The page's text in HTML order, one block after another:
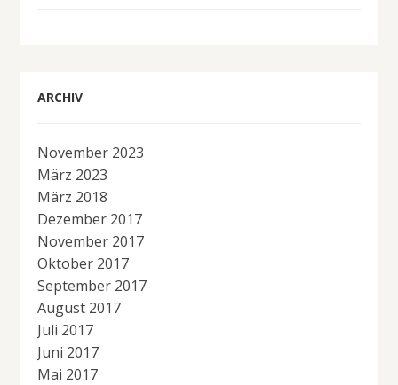
ARCHIV
November 2023
März 2023
März 2018
Dezember 2017
November 2017
Oktober 2017
September 2017
August 2017
Juli 2017
Juni 2017
Mai 2017